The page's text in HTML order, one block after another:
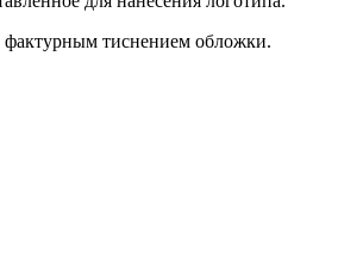
фактурным тиснением обложки.